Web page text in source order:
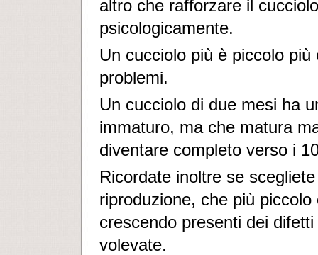
altro che rafforzare il
psicologicamente.
Un cucciolo più è piccolo
problemi.
Un cucciolo di due mesi ha
immaturo, ma che matura
diventare completo verso i
Ricordate inoltre se
riproduzione, che più
crescendo presenti dei
volevate.